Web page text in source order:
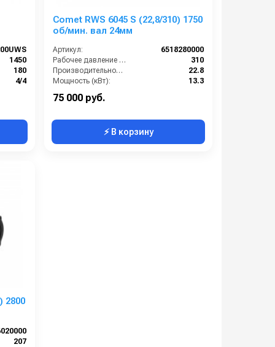
1450
180
4/4
Comet RWS 6045 S (22,8/310) 1750
об/мин. вал 24мм
Артикул:
6518280000
Рабочее давление (бар):
310
Производительность (л/мин):
22.8
Мощность (кВт):
13.3
75 000 руб.
⚡ В корзину
2800
207